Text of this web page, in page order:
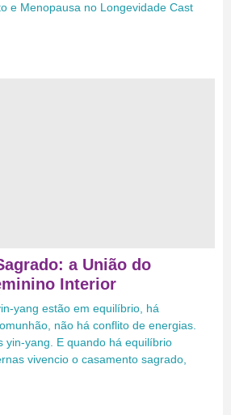
e Menopausa no Longevidade Cast
a União do
Interior
yang estão em equilíbrio, há
não há conflito de energias.
yin-yang. E quando há equilíbrio
vivencio o casamento sagrado,